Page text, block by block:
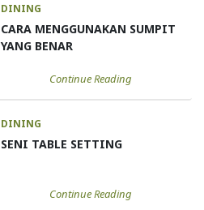
DINING
CARA MENGGUNAKAN SUMPIT
YANG BENAR
Continue Reading
DINING
SENI TABLE SETTING
Continue Reading